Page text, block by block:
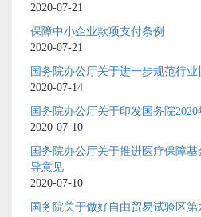
2020-07-21
保障中小企业款项支付条例
2020-07-21
国务院办公厅关于进一步规范行
2020-07-14
国务院办公厅关于印发国务院
2020-07-10
国务院办公厅关于推进医疗保障
导意见
2020-07-10
国务院关于做好自由贸易试验区